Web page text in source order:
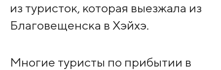
из туристок, которая выезжала из
Благовещенска в Хэйхэ.
Многие туристы по прибытии в